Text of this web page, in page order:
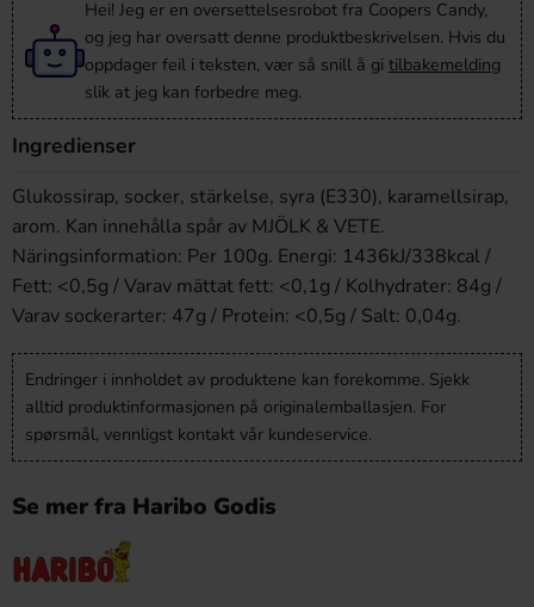
Hei! Jeg er en oversettelsesrobot fra Coopers Candy,
og jeg har oversatt denne produktbeskrivelsen. Hvis du
oppdager feil i teksten, vær så snill å gi tilbakemelding
slik at jeg kan forbedre meg.
Ingredienser
Glukossirap, socker, stärkelse, syra (E330), karamellsirap,
arom. Kan innehålla spår av MJÖLK & VETE.
Näringsinformation: Per 100g. Energi: 1436kJ/338kcal /
Fett: <0,5g / Varav mättat fett: <0,1g / Kolhydrater: 84g /
Varav sockerarter: 47g / Protein: <0,5g / Salt: 0,04g.
Endringer i innholdet av produktene kan forekomme. Sjekk
alltid produktinformasjonen på originalemballasjen. For
spørsmål, vennligst kontakt vår kundeservice.
Se mer fra Haribo Godis